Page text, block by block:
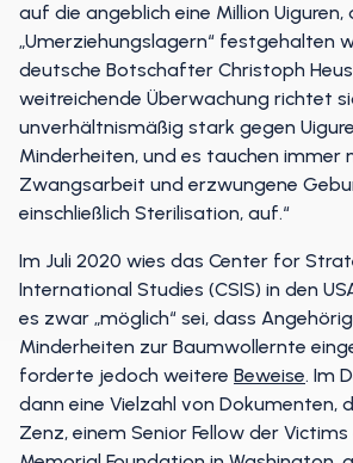
auf die angeblich eine Million Uiguren,
„Umerziehungslagern“ festgehalten
deutsche Botschafter Christoph
weitreichende Überwachung richtet
unverhältnismäßig stark gegen
Minderheiten, und es tauchen immer
Zwangsarbeit und erzwungene
einschließlich Sterilisation, auf.“
Im Juli 2020 wies das Center for
International Studies (CSIS) in den
es zwar „möglich“ sei, dass
Minderheiten zur Baumwollernte
forderte jedoch weitere Beweise. Im
dann eine Vielzahl von Dokumenten,
Zenz, einem Senior Fellow der